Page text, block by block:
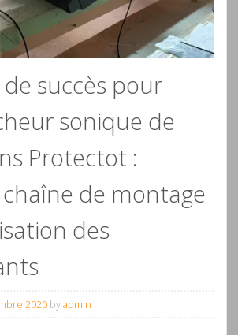
succès pour
sonique de
Protectot :
de montage
des
2020 byadmin